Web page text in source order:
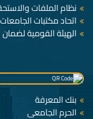
نظام الملفات
اتحاد مكتبات
الهيئة القومية
بنك المعرفة
الحرم الجامعى